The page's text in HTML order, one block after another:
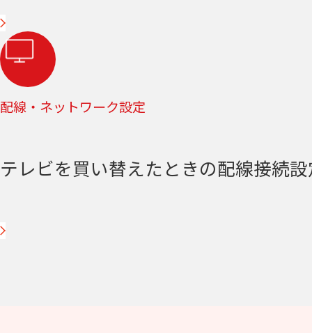
配線・ネットワーク設定
テレビを買い替えたときの配線接続